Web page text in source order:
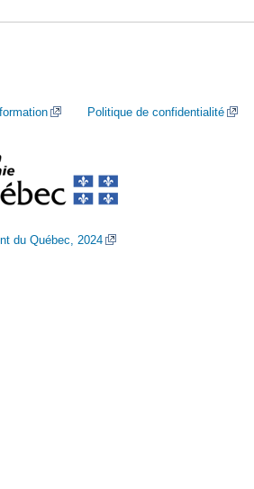
Politique de confidentialité
du Québec, 2024